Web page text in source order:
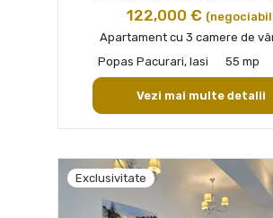
122,000 €
Apartament cu 3 camere de
Popas Pacurari, Iasi
55 mp
Vezi mai multe detalii
Exclusivitate